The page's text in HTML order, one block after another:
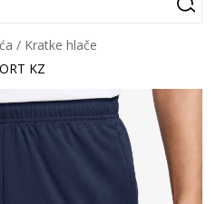
Kratke hlače
KZ